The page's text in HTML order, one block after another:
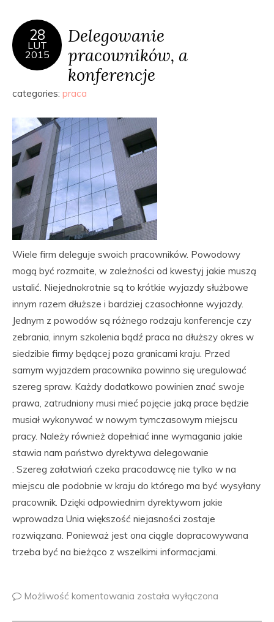
28
LUT
2015
Delegowanie
pracowników, a
konferencje
categories: praca
Wiele firm deleguje swoich pracowników. Powodowy
mogą być rozmaite, w zależności od kwestyj jakie muszą
ustalić. Niejednokrotnie są to krótkie wyjazdy służbowe
innym razem dłuższe i bardziej czasochłonne wyjazdy.
Jednym z powodów są różnego rodzaju konferencje czy
zebrania, innym szkolenia bądź praca na dłuższy okres w
siedzibie firmy będącej poza granicami kraju. Przed
samym wyjazdem pracownika powinno się uregulować
szereg spraw. Każdy dodatkowo powinien znać swoje
prawa, zatrudniony musi mieć pojęcie jaką prace będzie
musiał wykonywać w nowym tymczasowym miejscu
pracy. Należy również dopełniać inne wymagania jakie
stawia nam państwo dyrektywa delegowanie
. Szereg załatwiań czeka pracodawcę nie tylko w na
miejscu ale podobnie w kraju do którego ma być wysyłany
pracownik. Dzięki odpowiednim dyrektywom jakie
wprowadza Unia większość niejasności zostaje
rozwiązana. Ponieważ jest ona ciągle dopracowywana
trzeba być na bieżąco z wszelkimi informacjami.
Możliwość komentowania została wyłączona